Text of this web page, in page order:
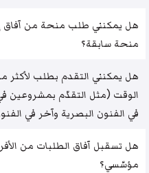
هل يمكنني طلب منحة من آفاق
منحة سابقة؟
هل يمكنني التقدم بطلب
الوقت (مثل التقدّم بمشروعين
في الفنون البصرية وآخر في
هل تسقبل آفاق الطلبات من
مؤسّسي؟